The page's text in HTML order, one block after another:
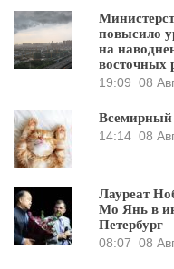
повысило
на
восточных
19:09 08
Всемирный
14:14 08
Лауреат
Мо Янь в
Петербург
08:07 08